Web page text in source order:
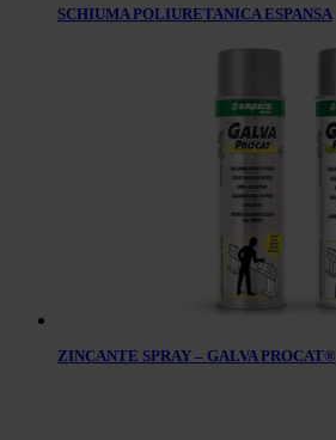
SCHIUMA POLIURETANICA ESPANSA
ZINCANTE SPRAY – GALVA PROCAT®